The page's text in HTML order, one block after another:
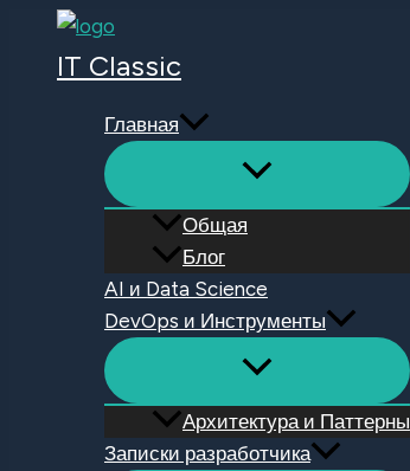
Перейти
IT Classic
Главная
Общая
Блог
AI и Data Science
DevOps и Инструменты
Архитектура и Паттерны
Записки разработчика